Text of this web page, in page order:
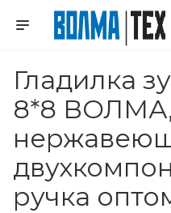
Гладилка
8*8 ВОЛМА,
ручка